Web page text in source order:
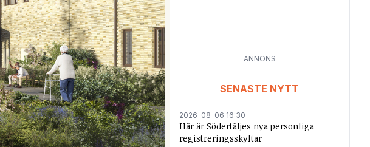
ANNONS
SENASTE NYTT
2026-08-06 16:30
Här är Södertäljes nya personliga
registreringsskyltar